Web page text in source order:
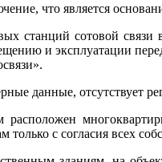
что является
станций сотовой связи
и эксплуатации
данные, отсутствует
с согласия всех